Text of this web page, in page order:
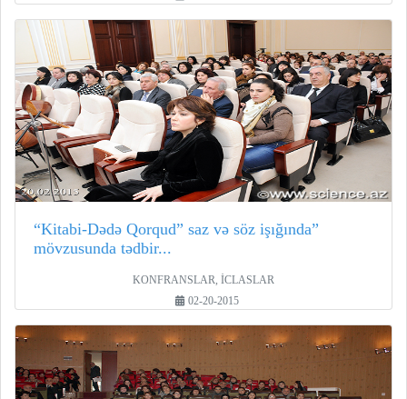
“Kitabi-Dədə Qorqud” saz və söz işığında”
mövzusunda tədbir...
KONFRANSLAR, İCLASLAR
02-20-2015